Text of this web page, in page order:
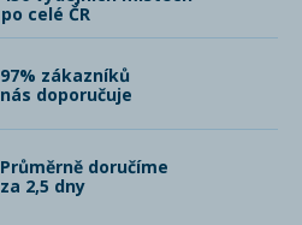
po celé ČR
97% zákazníků
nás doporučuje
Průměrně doručíme
za 2,5 dny